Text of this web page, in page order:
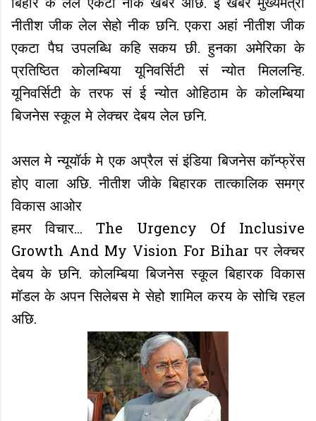
बिहार के लेल एकटा नीक खबर अछि. ई खबर मुख्यमंत्री
नीतीश जीक लेल सेहो नीक छनि. एकरा अहां नीतीश जीक
एकटा पैघ उपलब्धि कहि सकय छी. हुनका अमेरिका के
प्रतिष्ठित कोलम्बिया यूनिवर्सिटी सं न्योत मिललन्हि.
यूनिवर्सिटी के तरफ सं ई न्योत ओहिठाम के कोलम्बिया
बिजनेस स्कूल मे लेक्चर देबय लेल छनि.
असल मे न्यूयॉर्क मे एक अप्रैल सं इंडिया बिजनेस कॉन्फ्रेंस
होए वाला अछि. नीतीश जीके बिहारक तात्कालिक समग्र
विकास आओर
हमर विचार... The Urgency Of Inclusive
Growth And My Vision For Bihar पर लेक्चर
देबय के छनि. कोलम्बिया बिजनेस स्कूल बिहारक विकास
मॉडल के अपन सिलेबस मे सेहो शामिल करय के सोचि रहल
अछि.